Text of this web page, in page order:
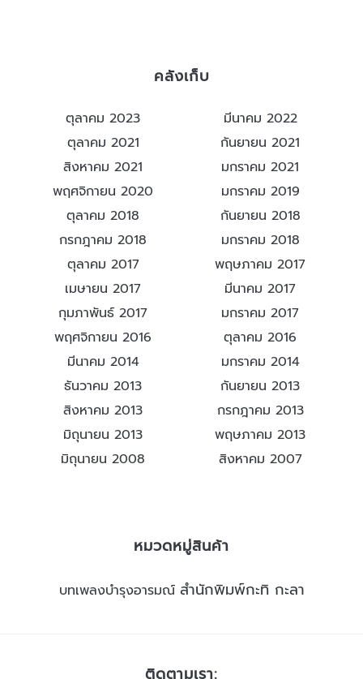
คลังเก็บ
ตุลาคม 2023
มีนาคม 2022
ตุลาคม 2021
กันยายน 2021
สิงหาคม 2021
มกราคม 2021
พฤศจิกายน 2020
มกราคม 2019
ตุลาคม 2018
กันยายน 2018
กรกฎาคม 2018
มกราคม 2018
ตุลาคม 2017
พฤษภาคม 2017
เมษายน 2017
มีนาคม 2017
กุมภาพันธ์ 2017
มกราคม 2017
พฤศจิกายน 2016
ตุลาคม 2016
มีนาคม 2014
มกราคม 2014
ธันวาคม 2013
กันยายน 2013
สิงหาคม 2013
กรกฎาคม 2013
มิถุนายน 2013
พฤษภาคม 2013
มิถุนายน 2008
สิงหาคม 2007
หมวดหมู่สินค้า
บทเพลงบำรุงอารมณ์ สำนักพิมพ์กะทิ กะลา
ติดตามเรา: